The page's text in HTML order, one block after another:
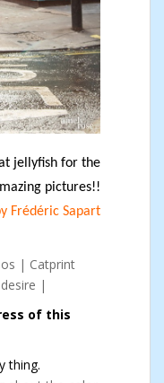
jellyfish for the
pictures!!
Frédéric Sapart
| Catprint
|
of this
thing.